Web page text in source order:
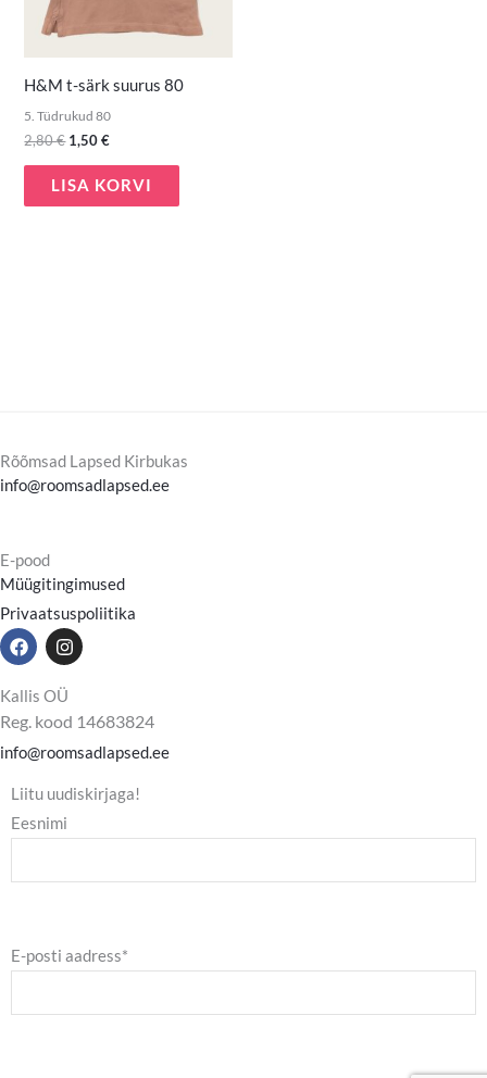
H&M t-särk suurus 80
5. Tüdrukud 80
2,80€ 1,50€
LISA KORVI
Rõõmsad Lapsed Kirbukas
info@roomsadlapsed.ee
E-pood
Müügitingimused
Privaatsuspoliitika
F
a
e
o
o
k
I
n
t
g
r
a
m
Kallis OÜ
Reg. kood 14683824
info@roomsadlapsed.ee
Liitu uudiskirjaga!
Eesnimi
E-posti aadress*